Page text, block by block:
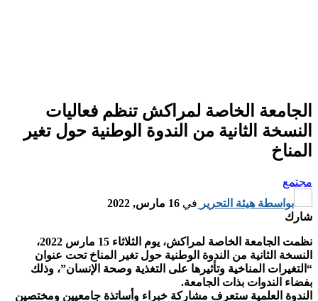
الجامعة الخاصة لمراكش تنظم فعاليات
النسخة الثانية من الندوة الوطنية حول تغير
المناخ
مجتمع
بواسطة هيئة التحرير في 16 مارس, 2022
شارك
نظمت الجامعة الخاصة لمراكش، يوم الثلاثاء 15 مارس 2022،
النسخة الثانية من الندوة الوطنية حول تغير المناخ تحت عنوان
“التغيرات المناخية وتأثيرها على التغذية وصحة الإنسان”، وذلك
بفضاء الندوات بذات الجامعة.
الندوة العلمية ستعرف مشاركة خبراء وأساتذة جامعيين ومختصين